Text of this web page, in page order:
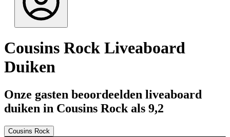
Cousins Rock Liveaboard
Duiken
Onze gasten beoordeelden liveaboard
duiken in Cousins Rock als 9,2
Cousins Rock